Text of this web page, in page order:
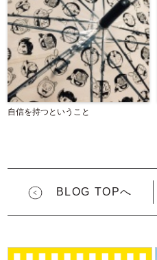
自信を持つということ
BLOG TOPへ